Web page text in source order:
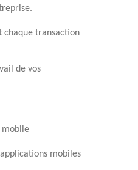
chaque transaction
de vos
mobile
mobiles